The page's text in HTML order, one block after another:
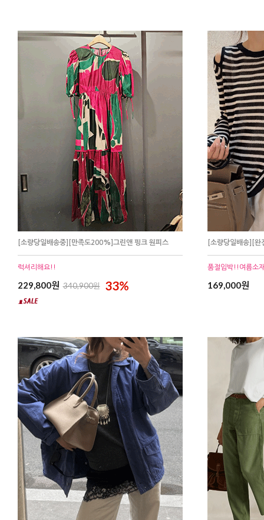
[소량당일배송중][만족도200%]그린앤 핑크 원피스
럭셔리해요!!
229,800원 340,900원 33%
[소량당일배송][완
품절임박!!여름소
169,000원